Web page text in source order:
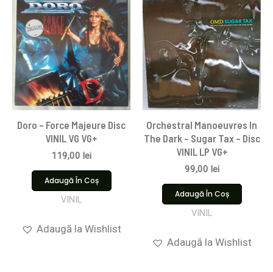
Doro – Force Majeure Disc
VINIL VG VG+
119,00 lei
Adaugă În Coș
VINIL
Adaugă la Wishlist
Orchestral Manoeuvres In
The Dark – Sugar Tax – Disc
VINIL LP VG+
99,00 lei
Adaugă În Coș
VINIL
Adaugă la Wishlist